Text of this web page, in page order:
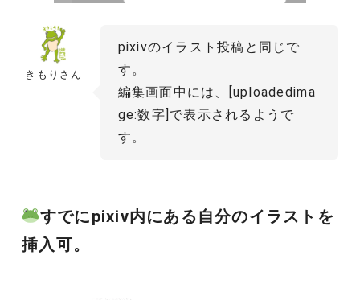
きもりさん
pixivのイラスト投稿と同じで
す。
編集画面中には、[uploadedima
ge:数字]で表示されるようで
す。
すでにpixiv内にある自分のイラストを
挿入可。